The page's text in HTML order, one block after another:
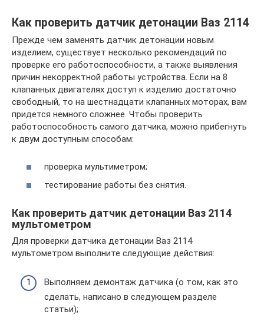
Как проверить датчик детонации Ваз 2114
Прежде чем заменять датчик детонации новым
изделием, существует несколько рекомендаций по
проверке его работоспособности, а также выявления
причин некорректной работы устройства. Если на 8
клапанных двигателях доступ к изделию достаточно
свободный, то на шестнадцати клапанных моторах, вам
придется немного сложнее. Чтобы проверить
работоспособность самого датчика, можно прибегнуть
к двум доступным способам:
проверка мультиметром;
тестирование работы без снятия.
Как проверить датчик детонации Ваз 2114
мультометром
Для проверки датчика детонации Ваз 2114
мультометром выполните следующие действия:
Выполняем демонтаж датчика (о том, как это
сделать, написано в следующем разделе
статьи);